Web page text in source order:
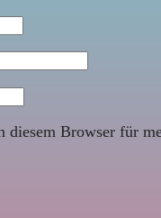
Browser für